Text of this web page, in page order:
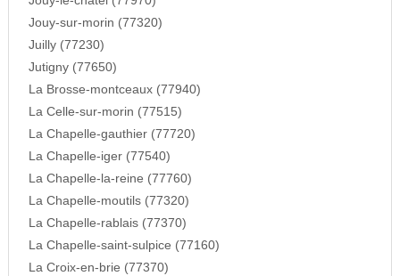
Jouy-sur-morin (77320)
Juilly (77230)
Jutigny (77650)
La Brosse-montceaux (77940)
La Celle-sur-morin (77515)
La Chapelle-gauthier (77720)
La Chapelle-iger (77540)
La Chapelle-la-reine (77760)
La Chapelle-moutils (77320)
La Chapelle-rablais (77370)
La Chapelle-saint-sulpice (77160)
La Croix-en-brie (77370)